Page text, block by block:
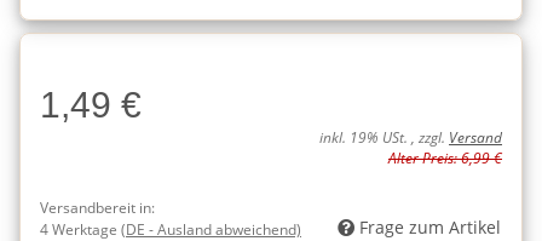
Charge
Charge
1,49 €
inkl. 19% USt. , zzgl. Versand
Alter Preis: 6,99 €
Versandbereit in:
4 Werktage (DE - Ausland abweichend) Frage zum Artikel